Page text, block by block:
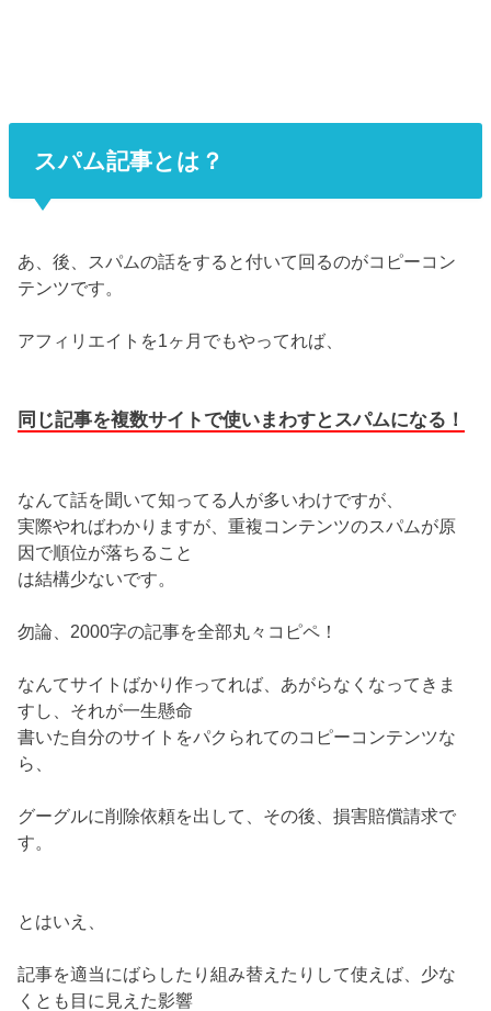
スパム記事とは？
あ、後、スパムの話をすると付いて回るのがコピーコン
テンツです。
アフィリエイトを1ヶ月でもやってれば、
同じ記事を複数サイトで使いまわすとスパムになる！
なんて話を聞いて知ってる人が多いわけですが、
実際やればわかりますが、重複コンテンツのスパムが原
因で順位が落ちること
は結構少ないです。
勿論、2000字の記事を全部丸々コピペ！
なんてサイトばかり作ってれば、あがらなくなってきま
すし、それが一生懸命
書いた自分のサイトをパクられてのコピーコンテンツな
ら、
グーグルに削除依頼を出して、その後、損害賠償請求で
す。
とはいえ、
記事を適当にばらしたり組み替えたりして使えば、少な
くとも目に見えた影響